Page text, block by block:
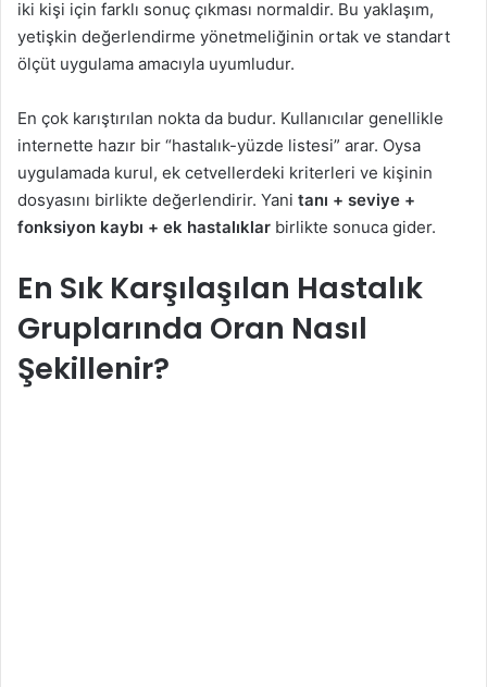
iki kişi için farklı sonuç çıkması normaldir. Bu yaklaşım,
yetişkin değerlendirme yönetmeliğinin ortak ve standart
ölçüt uygulama amacıyla uyumludur.
En çok karıştırılan nokta da budur. Kullanıcılar genellikle
internette hazır bir “hastalık-yüzde listesi” arar. Oysa
uygulamada kurul, ek cetvellerdeki kriterleri ve kişinin
dosyasını birlikte değerlendirir. Yani tanı + seviye +
fonksiyon kaybı + ek hastalıklar birlikte sonuca gider.
En Sık Karşılaşılan Hastalık
Gruplarında Oran Nasıl
Şekillenir?